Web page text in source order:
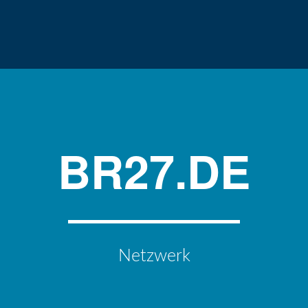
BR27.DE
Netzwerk